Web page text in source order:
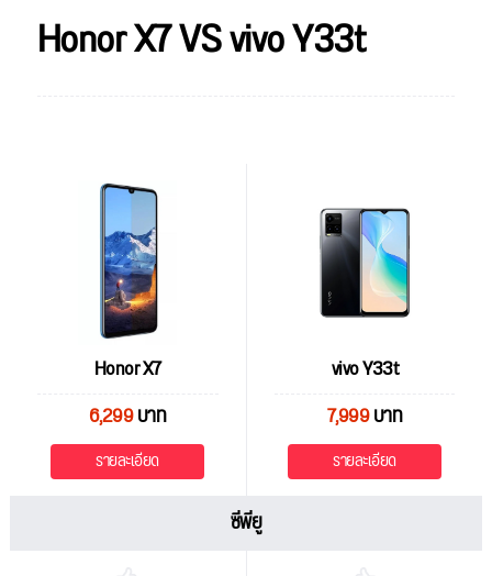
Honor X7 VS vivo Y33t
Honor X7
6,299บาท
รายละเอียด
vivo Y33t
7,999บาท
รายละเอียด
ซีพียู